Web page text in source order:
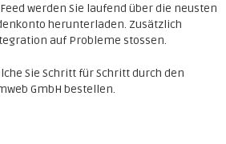
werden Sie laufend über die neusten
herunterladen. Zusätzlich
auf Probleme stossen.
Sie Schritt für Schritt durch den
GmbH bestellen.